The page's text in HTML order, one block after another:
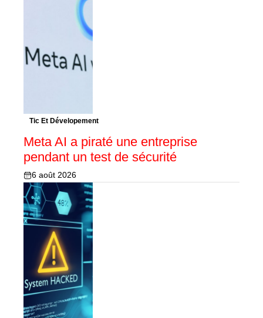
Tic Et Dévelopement
Meta AI a piraté une entreprise
pendant un test de sécurité
6 août 2026